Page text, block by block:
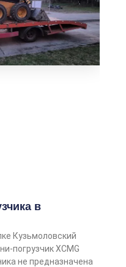
в
Кузьмоловский
погрузчик XCMG
не предназначена